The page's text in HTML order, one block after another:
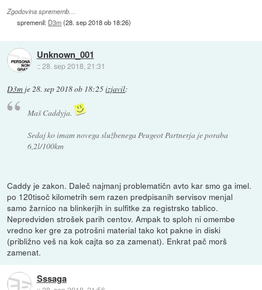
Zgodovina sprememb…
spremenil: D3m(28. sep 2018 ob 18:26)
Unknown_001
::28. sep 2018, 21:31
D3m je28. sep 2018 ob 18:25izjavil:
Maš Caddyja.
Sedaj ko imam novega službenega Peugeot Partnerja je poraba
6,2l/100km
Caddy je zakon. Daleč najmanj problematičn avto kar smo ga imel.
po 120tisoč kilometrih sem razen predpisanih servisov menjal
samo žarnico na blinkerjih in sulfitke za registrsko tablico.
Nepredviden strošek parih centov. Ampak to sploh ni omembe
vredno ker gre za potrošni material tako kot pakne in diski
(približno veš na kok cajta so za zamenat). Enkrat pač morš
zamenat.
Sssaga